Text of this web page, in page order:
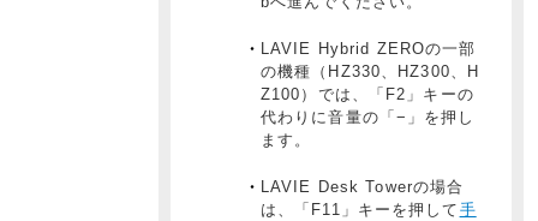
LAVIE Hybrid ZEROの一部
の機種（HZ330、HZ300、H
Z100）では、「F2」キーの
代わりに音量の「−」を押し
ます。
LAVIE Desk Towerの場合
は、「F11」キーを押して 手